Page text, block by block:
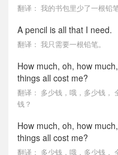
翻译： 我的书包里少了一根铅笔
A pencil is all that I need.
翻译： 我只需要一根铅笔。
How much, oh, how
things all cost me?
翻译： 多少钱，哦，多少钱，
钱？
How much, oh, how
things all cost me?
翻译： 多少钱，哦，多少钱，